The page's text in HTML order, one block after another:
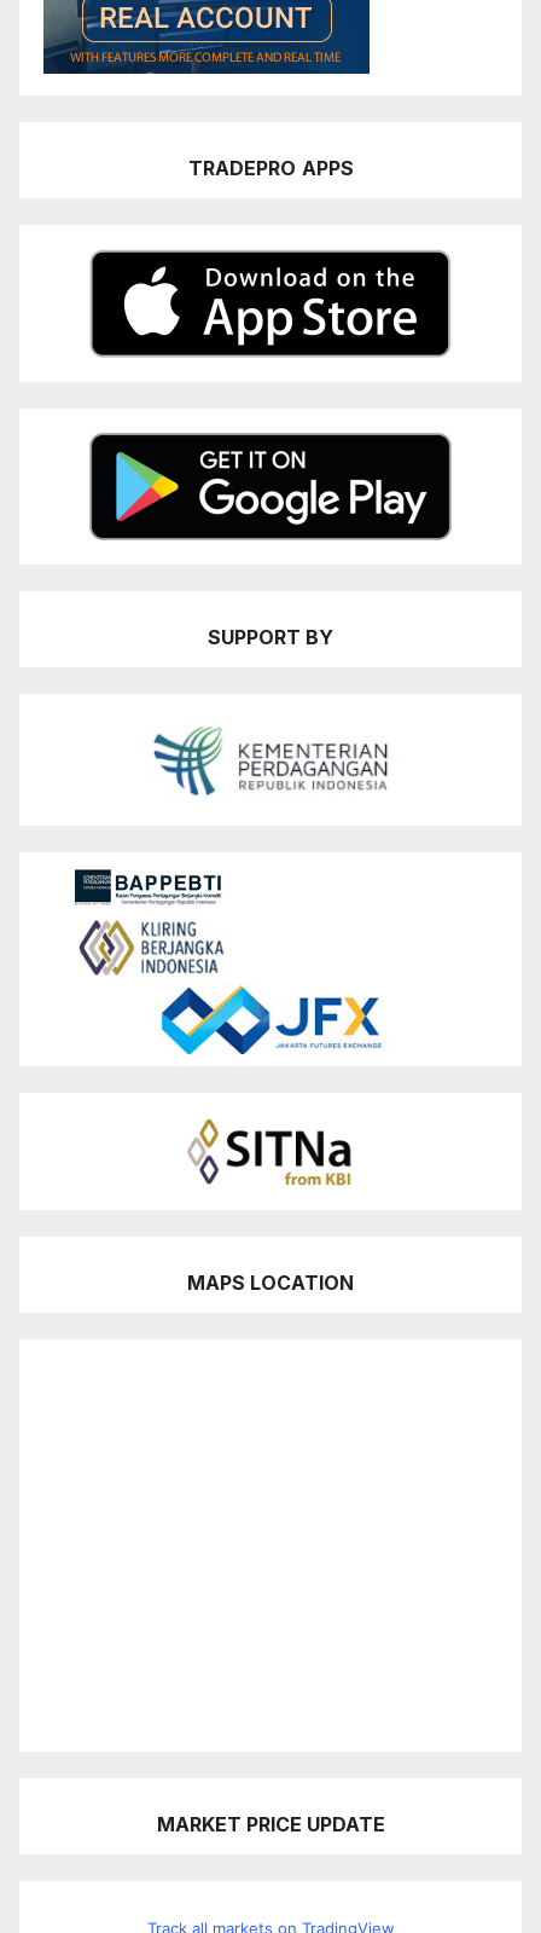
TRADEPRO APPS
SUPPORT BY
MAPS LOCATION
MARKET PRICE UPDATE
Track all markets on TradingView